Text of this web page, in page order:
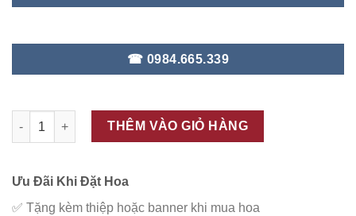
☎ 0984.665.339
ĐC - G74 số lượng
THÊM VÀO GIỎ HÀNG
Ưu Đãi Khi Đặt Hoa
✅ Tặng kèm thiệp hoặc banner khi mua hoa